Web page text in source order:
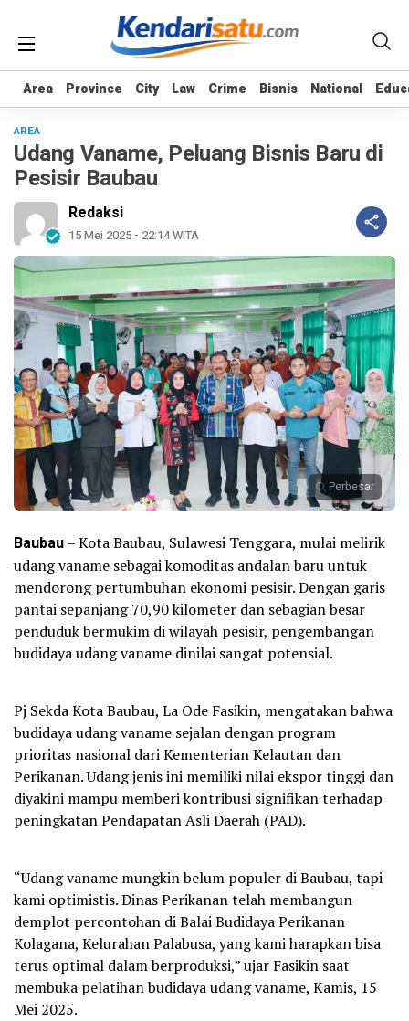
Area Province City Law Crime Bisnis National
Area Province City Law Crime Bisnis National
AREA
Udang Vaname, Peluang Bisnis Baru di
Pesisir Baubau
Redaksi
15 Mei 2025 - 22:14 WITA
Perbesar
Baubau– Kota Baubau, Sulawesi Tenggara, mulai melirik
udang vaname sebagai komoditas andalan baru untuk
mendorong pertumbuhan ekonomi pesisir. Dengan garis
pantai sepanjang 70,90 kilometer dan sebagian besar
penduduk bermukim di wilayah pesisir, pengembangan
budidaya udang vaname dinilai sangat potensial.
Pj Sekda Kota Baubau, La Ode Fasikin, mengatakan bahwa
budidaya udang vaname sejalan dengan program
prioritas nasional dari Kementerian Kelautan dan
Perikanan. Udang jenis ini memiliki nilai ekspor tinggi dan
diyakini mampu memberi kontribusi signifikan terhadap
peningkatan Pendapatan Asli Daerah (PAD).
“Udang vaname mungkin belum populer di Baubau, tapi
kami optimistis. Dinas Perikanan telah membangun
demplot percontohan di Balai Budidaya Perikanan
Kolagana, Kelurahan Palabusa, yang kami harapkan bisa
terus optimal dalam berproduksi,” ujar Fasikin saat
membuka pelatihan budidaya udang vaname, Kamis, 15
Mei 2025.